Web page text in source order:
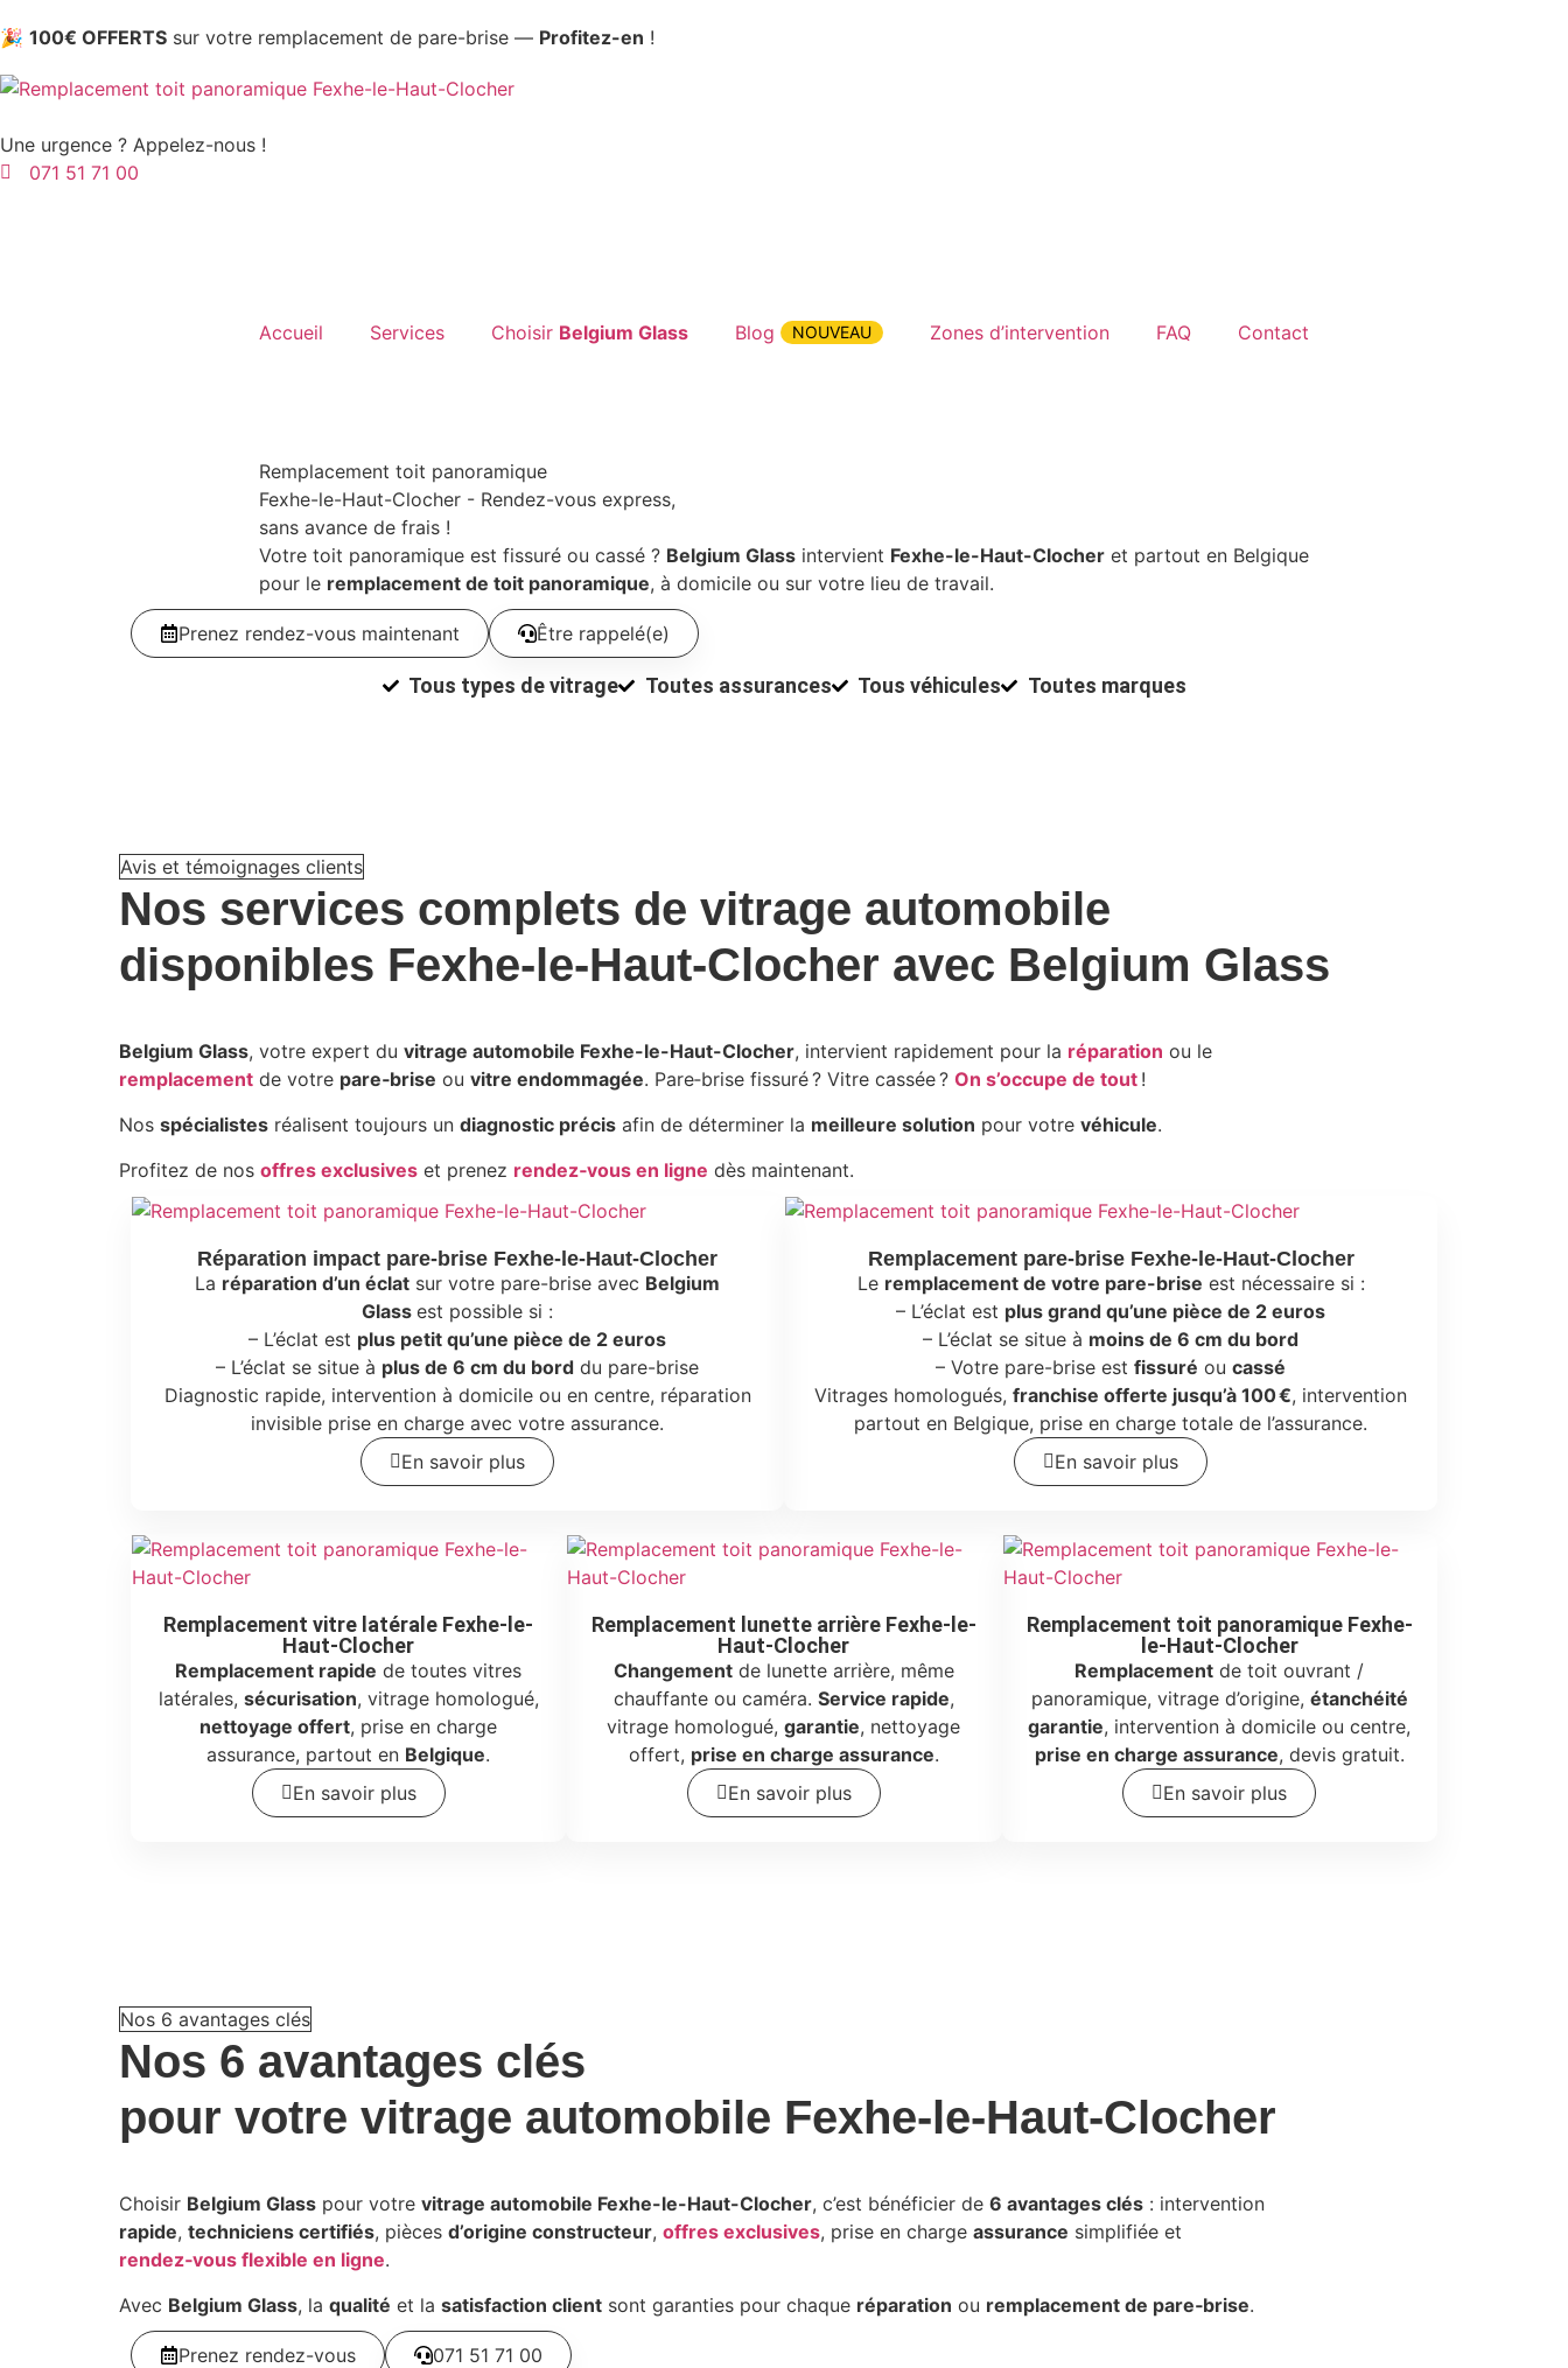
🎉 100€ OFFERTS sur votre remplacement de pare-brise — Profitez-en !
Une urgence ? Appelez-nous !
071 51 71 00
Accueil Services Choisir Belgium Glass Blog NOUVEAU Zones d’intervention FAQ Contact
Remplacement toit panoramique
Fexhe-le-Haut-Clocher - Rendez-vous express,
sans avance de frais !
Votre toit panoramique est fissuré ou cassé ? Belgium Glass intervient Fexhe-le-Haut-Clocher et partout en Belgique
pour le remplacement de toit panoramique, à domicile ou sur votre lieu de travail.
Prenez rendez-vous maintenant Être rappelé(e)
Tous types de vitrage Toutes assurances Tous véhicules Toutes marques
Avis et témoignages clients
Nos services complets de vitrage automobile
disponibles Fexhe-le-Haut-Clocher avec Belgium Glass
Belgium Glass, votre expert du vitrage automobile Fexhe-le-Haut-Clocher, intervient rapidement pour la réparation ou le
remplacement de votre pare‑brise ou vitre endommagée. Pare‑brise fissuré ? Vitre cassée ? On s’occupe de tout !
Nos spécialistes réalisent toujours un diagnostic précis afin de déterminer la meilleure solution pour votre véhicule.
Profitez de nos offres exclusives et prenez rendez‑vous en ligne dès maintenant.
Réparation impact pare-brise Fexhe-le-Haut-Clocher
La réparation d’un éclat sur votre pare-brise avec Belgium
Glass est possible si :
– L’éclat est plus petit qu’une pièce de 2 euros
– L’éclat se situe à plus de 6 cm du bord du pare-brise
Diagnostic rapide, intervention à domicile ou en centre, réparation
invisible prise en charge avec votre assurance.
En savoir plus
Remplacement pare-brise Fexhe-le-Haut-Clocher
Le remplacement de votre pare-brise est nécessaire si :
– L’éclat est plus grand qu’une pièce de 2 euros
– L’éclat se situe à moins de 6 cm du bord
– Votre pare-brise est fissuré ou cassé
Vitrages homologués, franchise offerte jusqu’à 100 €, intervention
partout en Belgique, prise en charge totale de l’assurance.
En savoir plus
Remplacement vitre latérale Fexhe-le-
Haut-Clocher
Remplacement rapide de toutes vitres
latérales, sécurisation, vitrage homologué,
nettoyage offert, prise en charge
assurance, partout en Belgique.
En savoir plus
Remplacement lunette arrière Fexhe-le-
Haut-Clocher
Changementde lunette arrière, même
chauffante ou caméra. Service rapide,
vitrage homologué,garantie, nettoyage
offert, prise en charge assurance.
En savoir plus
Remplacement toit panoramique Fexhe-
le-Haut-Clocher
Remplacement de toit ouvrant /
panoramique, vitrage d’origine, étanchéité
garantie, intervention à domicile ou centre,
prise en charge assurance, devis gratuit.
En savoir plus
Nos 6 avantages clés
Nos 6 avantages clés
pour votre vitrage automobile Fexhe-le-Haut-Clocher
Choisir Belgium Glass pour votre vitrage automobile Fexhe-le-Haut-Clocher, c’est bénéficier de 6 avantages clés : intervention
rapide, techniciens certifiés, pièces d’origine constructeur, offres exclusives, prise en charge assurance simplifiée et
rendez‑vous flexible en ligne.
Avec Belgium Glass, la qualité et la satisfaction client sont garanties pour chaque réparation ou remplacement de pare‑brise.
Prenez rendez-vous 071 51 71 00